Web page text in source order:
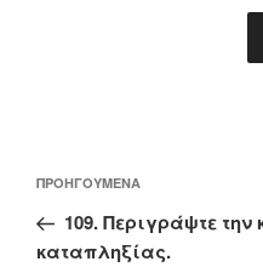
άρθρων
Προηγούμενο
άρθρο
ΠΡΟΗΓΟΎΜΕΝΑ
109. Περιγράψτε την
καταπληξίας.